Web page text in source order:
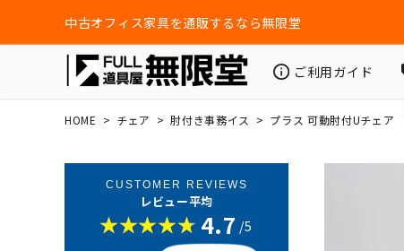
中古オフィス家具を通販するなら無限堂
ご利用ガイド
HOME チェア 肘付き事務イス プラス 可動肘付Uチェア
CUSTOMER REVIEWS
レビュー平均
4.7 /5